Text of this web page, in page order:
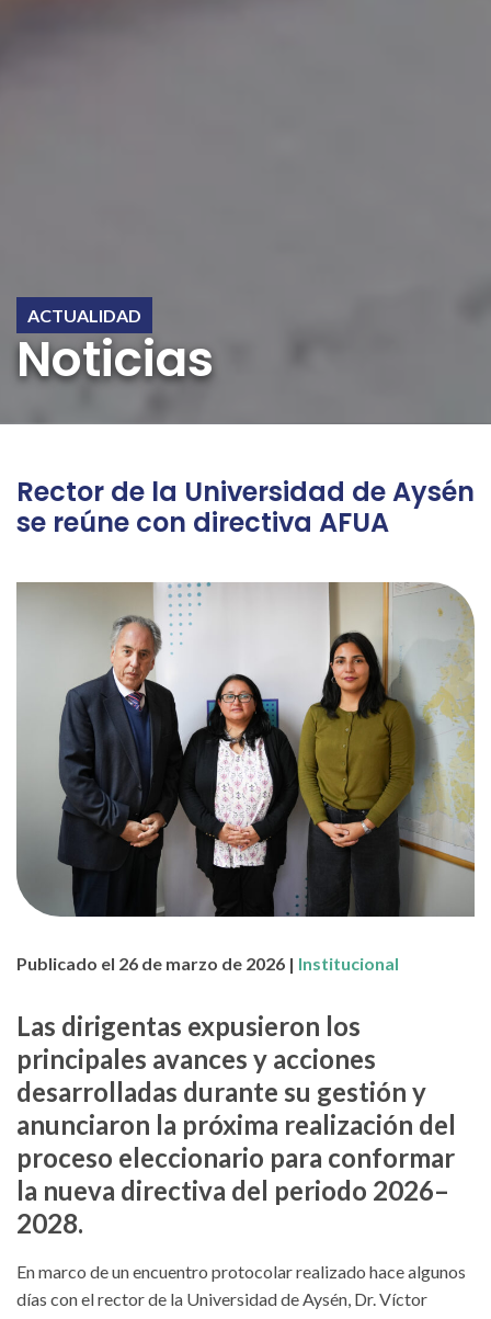
ACTUALIDAD
Noticias
Rector de la Universidad de Aysén
se reúne con directiva AFUA
Publicado el 26 de marzo de 2026 | Institucional
Las dirigentas expusieron los
principales avances y acciones
desarrolladas durante su gestión y
anunciaron la próxima realización del
proceso eleccionario para conformar
la nueva directiva del periodo 2026–
2028.
En marco de un encuentro protocolar realizado hace algunos
días con el rector de la Universidad de Aysén, Dr. Víctor